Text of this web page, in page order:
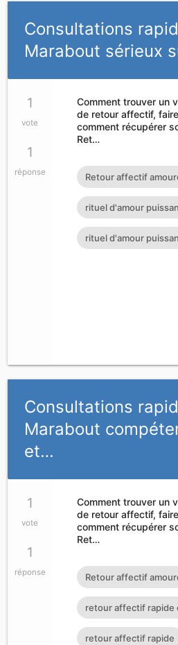
Consultations
Marabout sérieux
1
vote
1
réponse
Comment trouver un
de retour affectif,
comment récupérer
Ret…
Retour affectif
Rituel retour affectif
rituel d'amour
rituel d'amour
Consultations
Marabout
et…
1
vote
1
réponse
Comment trouver un
de retour affectif,
comment récupérer
Ret…
Retour affectif
Rituel retour affectif
retour affectif rapide
retour affectif rapide